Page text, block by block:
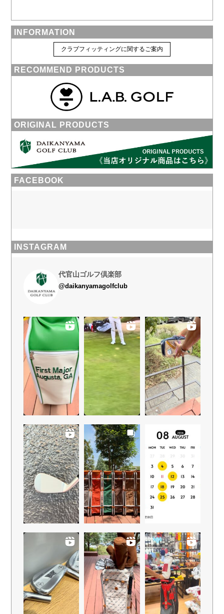
INFORMATION
クラブフィッティングに関するご案内
RECOMMEND PRODUCTS
ORIGINAL PRODUCTS
FACEBOOK
INSTAGRAM
代官山ゴルフ倶楽部
@daikanyamagolfclub